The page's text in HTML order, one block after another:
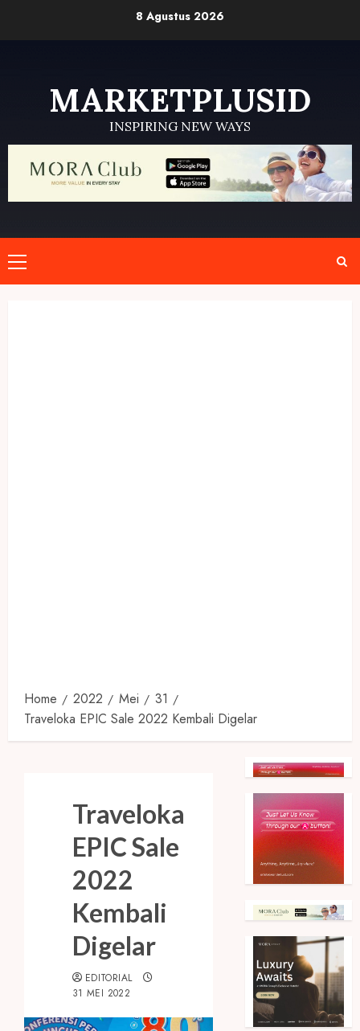
8 Agustus 2026
MARKETPLUSID
INSPIRING NEW WAYS
Primary
Menu
Home 2022 Mei
31
Traveloka EPIC Sale 2022 Kembali Digelar
Traveloka
EPIC Sale
2022
Kembali
Digelar
EDITORIAL
31 MEI 2022